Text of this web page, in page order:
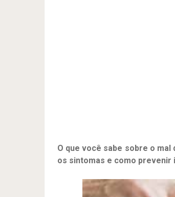
O que você sabe sobre o mal
os sintomas e como prevenir